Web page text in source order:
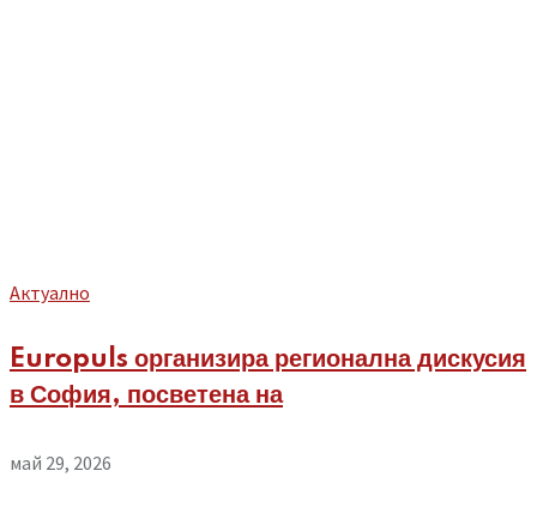
Aктуално
Europuls организира регионална дискусия
в София, посветена на
май 29, 2026